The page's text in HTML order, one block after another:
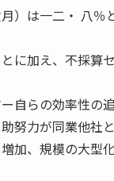
）は一二・ 八
に加え、不採算
自らの効率性の
努力が同業他社
加、規模の大型